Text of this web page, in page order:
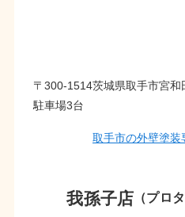
〒300-1514茨城県取手市宮和
駐車場3台
取手市の外壁塗装
我孫子店 （プロ